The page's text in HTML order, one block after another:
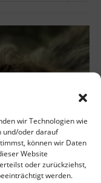
wir Technologien wie
und/oder darauf
können wir Daten
Website
oder zurückziehst,
werden.